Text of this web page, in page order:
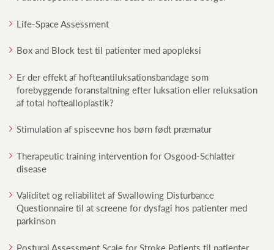
Life-Space Assessment
Box and Block test til patienter med apopleksi
Er der effekt af hofteantiluksationsbandage som
forebyggende foranstaltning efter luksation eller reluksation
af total hoftealloplastik?
Stimulation af spiseevne hos børn født præmatur
Therapeutic training intervention for Osgood-Schlatter
disease
Validitet og reliabilitet af Swallowing Disturbance
Questionnaire til at screene for dysfagi hos patienter med
parkinson
Postural Assessment Scale for Stroke Patients til patienter